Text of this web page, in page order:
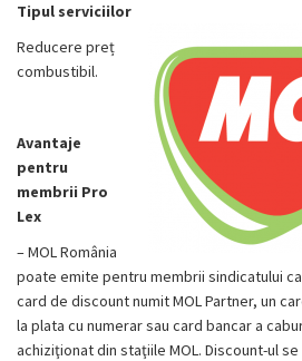
Tipul serviciilor
Reducere preț
combustibil.
Avantaje
pentru
membrii Pro
Lex
– MOL România
poate emite pentru membrii sindicatului
card de discount numit MOL Partner, un
la plata cu numerar sau card bancar a
achiziţionat din staţiile MOL. Discount-ul